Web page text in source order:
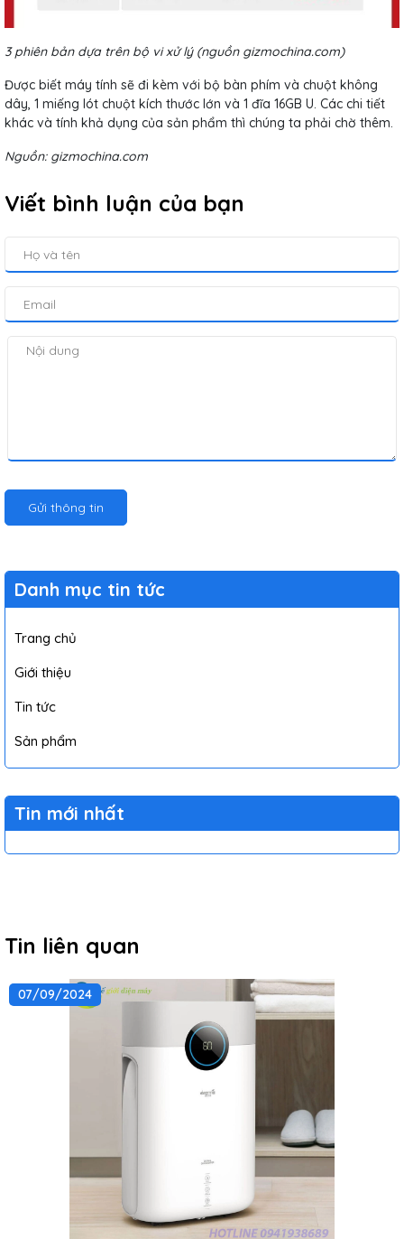
3 phiên bản dựa trên bộ vi xử lý (nguồn gizmochina.com)
Được biết máy tính sẽ đi kèm với bộ bàn phím và chuột không
dây, 1 miếng lót chuột kích thước lớn và 1 đĩa 16GB U. Các chi tiết
khác và tính khả dụng của sản phẩm thì chúng ta phải chờ thêm.
Nguồn: gizmochina.com
Viết bình luận của bạn
Gửi thông tin
Danh mục tin tức
Trang chủ
Giới thiệu
Tin tức
Sản phẩm
Tin mới nhất
Tin liên quan
07/09/2024